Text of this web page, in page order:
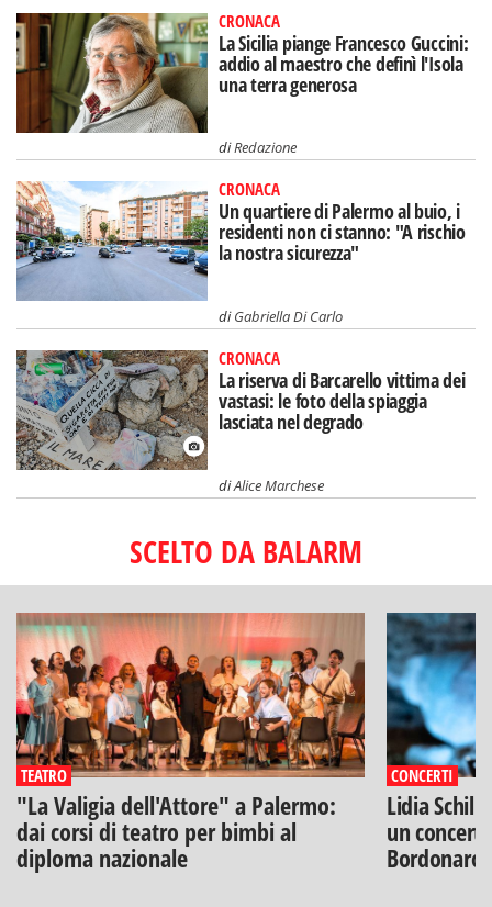
CRONACA
La Sicilia piange Francesco Guccini:
addio al maestro che definì l'Isola
una terra generosa
diRedazione
CRONACA
Un quartiere di Palermo al buio, i
residenti non ci stanno: "A rischio
la nostra sicurezza"
diGabriella Di Carlo
CRONACA
La riserva di Barcarello vittima dei
vastasi: le foto della spiaggia
lasciata nel degrado
diAlice Marchese
SCELTO DA BALARM
TEATRO
"La Valigia dell'Attore" a Palermo:
dai corsi di teatro per bimbi al
diploma nazionale
CONCERTI
Lidia
un
Bordonaro